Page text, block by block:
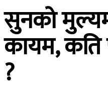
सुनको
कायम, कति
?